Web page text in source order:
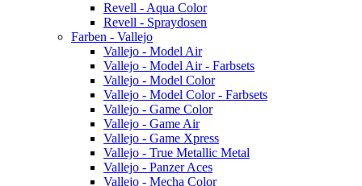
Revell - Aqua Color
Revell - Spraydosen
Farben - Vallejo
Vallejo - Model Air
Vallejo - Model Air - Farbsets
Vallejo - Model Color
Vallejo - Model Color - Farbsets
Vallejo - Game Color
Vallejo - Game Air
Vallejo - Game Xpress
Vallejo - True Metallic Metal
Vallejo - Panzer Aces
Vallejo - Mecha Color